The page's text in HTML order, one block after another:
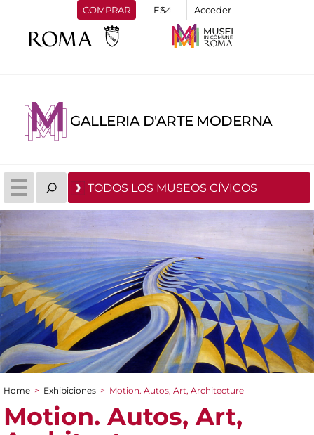
COMPRAR Acceder
GALLERIA D'ARTE MODERNA
TODOS LOS MUSEOS CÍVICOS
You are here
Home > Exhibiciones > Motion. Autos, Art, Architecture
Motion. Autos, Art,